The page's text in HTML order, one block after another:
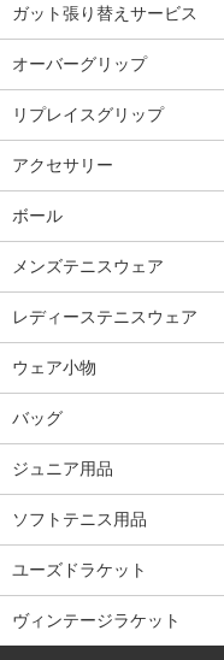
ガット張り替えサービス
オーバーグリップ
リプレイスグリップ
アクセサリー
ボール
メンズテニスウェア
レディーステニスウェア
ウェア小物
バッグ
ジュニア用品
ソフトテニス用品
ユーズドラケット
ヴィンテージラケット